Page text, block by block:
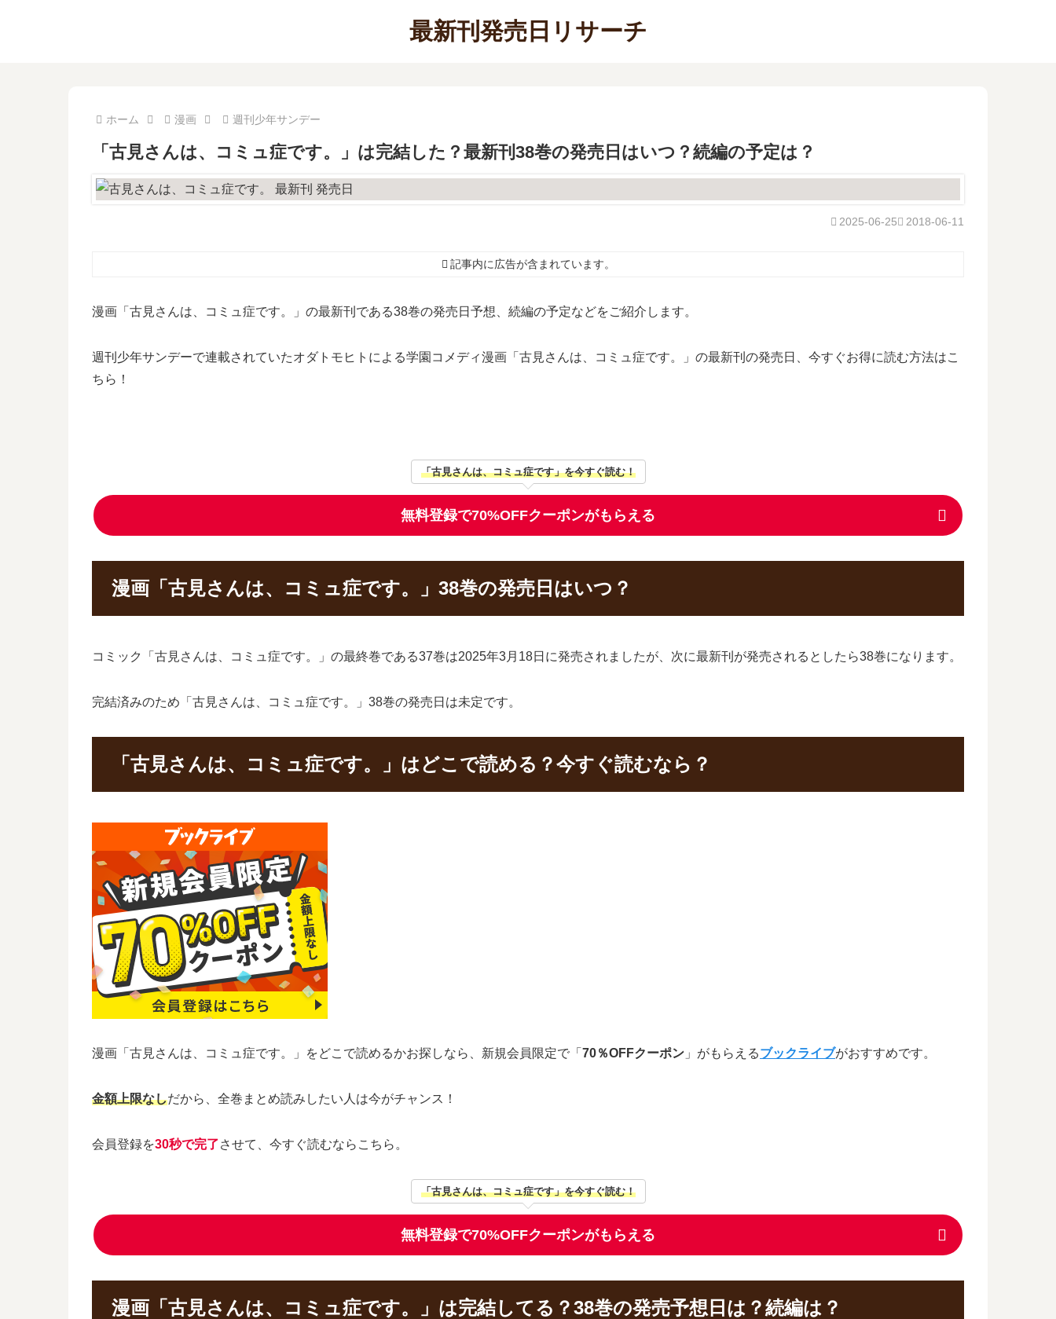
最新刊発売日リサーチ
ホーム 漫画 週刊少年サンデー
「古見さんは、コミュ症です。」は完結した？最新刊38巻の発売日はいつ？続編の予定は？
2018-06-11
2025-06-25
記事内に広告が含まれています。
漫画「古見さんは、コミュ症です。」の最新刊である38巻の発売日予想、続編の予定などをご紹介します。
週刊少年サンデーで連載されていたオダトモヒトによる学園コメディ漫画「古見さんは、コミュ症です。」の最新刊の発売日、今すぐお得に読む方法はこ
ちら！
「古見さんは、コミュ症です」を今すぐ読む！
無料登録で70%OFFクーポンがもらえる
漫画「古見さんは、コミュ症です。」38巻の発売日はいつ？
コミック「古見さんは、コミュ症です。」の最終巻である37巻は2025年3月18日に発売されましたが、次に最新刊が発売されるとしたら38巻になります。
完結済みのため「古見さんは、コミュ症です。」38巻の発売日は未定です。
「古見さんは、コミュ症です。」はどこで読める？今すぐ読むなら？
漫画「古見さんは、コミュ症です。」をどこで読めるかお探しなら、新規会員限定で「 70％OFFクーポン 」がもらえるブックライブがおすすめです。
金額上限なしだから、全巻まとめ読みしたい人は今がチャンス！
会員登録を30秒で完了させて、今すぐ読むならこちら。
「古見さんは、コミュ症です」を今すぐ読む！
無料登録で70%OFFクーポンがもらえる
漫画「古見さんは、コミュ症です。」は完結してる？38巻の発売予想日は？続編は？